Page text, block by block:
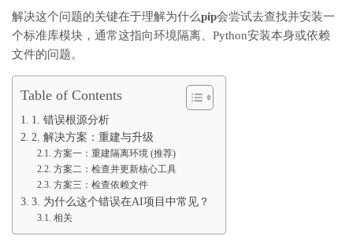
解决这个问题的关键在于理解为什么pip会尝试去查找并安装一
个标准库模块，通常这指向环境隔离、Python安装本身或依赖
文件的问题。
Table of Contents
1. 错误根源分析
2. 解决方案：重建与升级
方案一：重建隔离环境 (推荐)
方案二：检查并更新核心工具
方案三：检查依赖文件
3. 为什么这个错误在AI项目中常见？
相关